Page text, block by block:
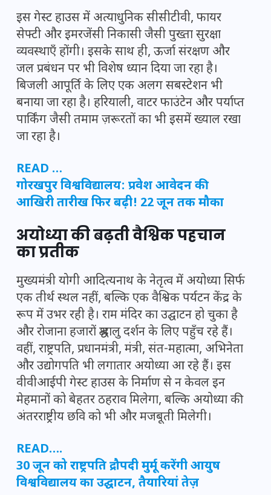
इस गेस्ट हाउस में अत्याधुनिक सीसीटीवी, फायर
सेफ्टी और इमरजेंसी निकासी जैसी पुख्ता सुरक्षा
व्यवस्थाएँ होंगी। इसके साथ ही, ऊर्जा संरक्षण और
जल प्रबंधन पर भी विशेष ध्यान दिया जा रहा है।
बिजली आपूर्ति के लिए एक अलग सबस्टेशन भी
बनाया जा रहा है। हरियाली, वाटर फाउंटेन और पर्याप्त
पार्किंग जैसी तमाम ज़रूरतों का भी इसमें ख्याल रखा
जा रहा है।
READ …
गोरखपुर विश्वविद्यालय: प्रवेश आवेदन की
आखिरी तारीख फिर बढ़ी! 22 जून तक मौका
अयोध्या की बढ़ती वैश्विक पहचान
का प्रतीक
मुख्यमंत्री योगी आदित्यनाथ के नेतृत्व में अयोध्या सिर्फ
एक तीर्थ स्थल नहीं, बल्कि एक वैश्विक पर्यटन केंद्र के
रूप में उभर रही है। राम मंदिर का उद्घाटन हो चुका है
और रोजाना हजारों श्रद्धालु दर्शन के लिए पहुँच रहे हैं।
वहीं, राष्ट्रपति, प्रधानमंत्री, मंत्री, संत-महात्मा, अभिनेता
और उद्योगपति भी लगातार अयोध्या आ रहे हैं। इस
वीवीआईपी गेस्ट हाउस के निर्माण से न केवल इन
मेहमानों को बेहतर ठहराव मिलेगा, बल्कि अयोध्या की
अंतरराष्ट्रीय छवि को भी और मजबूती मिलेगी।
READ….
30 जून को राष्ट्रपति द्रौपदी मुर्मू करेंगी आयुष
विश्वविद्यालय का उद्घाटन, तैयारियां तेज़